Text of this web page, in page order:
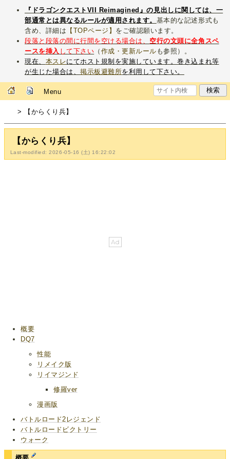
『ドラゴンクエストVII Reimagined』の見出しに関しては、一
部通常とは異なるルールが適用されます。 基本的な記述形式も
含め、詳細は 【TOPページ】 をご確認願います。
段落と段落の間に行間を空ける場合は、 空行の文頭に全角スペ
ースを挿入 して下さい （ 作成・更新ルール も参照）。
現在、 本スレにてホスト規制を実施しています。巻き込まれ等
が生じた場合は、掲示板避難所を利用して下さい。
Menu
> 【からくり兵】
【からくり兵】
Last-modified: 2026-05-16 (土) 16:22:02
概要
DQ7
性能
リメイク版
リイマジンド
修羅ver
漫画版
バトルロード2レジェンド
バトルロードビクトリー
ウォーク